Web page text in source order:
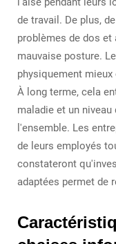
de travail. De plus,
problèmes de dos et
mauvaise posture.
physiquement
À long terme, cela
maladie et un
l'ensemble. Les
de leurs employés
constateront
adaptées permet de